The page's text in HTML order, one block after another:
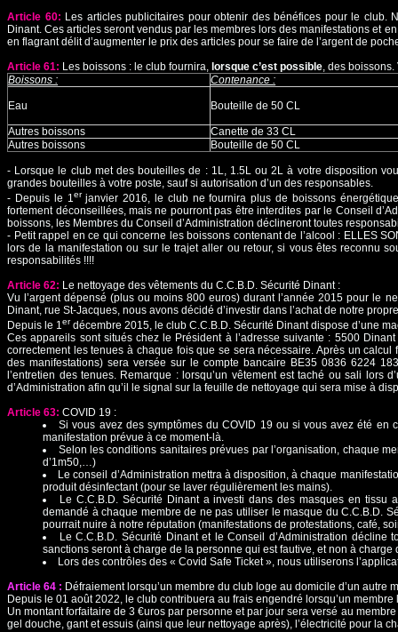
Article 60: Les articles publicitaires pour obtenir des bénéfices pour le club.
Dinant. Ces articles seront vendus par les membres lors des manifestations et
en flagrant délit d’augmenter le prix des articles pour se faire de l’argent de
Article 61: Les boissons : le club fournira, lorsque c’est possible, des
Boissons :
Contenance :
Eau Bouteille de 50 CL
Autres boissons
Canette de 33 CL
Autres boissons
Bouteille de 50 CL
- Lorsque le club met des bouteilles de : 1L, 1.5L ou 2L à votre disposition
grandes bouteilles à votre poste, sauf si autorisation d’un des responsables.
- Depuis le 1er janvier 2016, le club ne fournira plus de boissons
fortement déconseillées, mais ne pourront pas être interdites par le Conseil
boissons, les Membres du Conseil d’Administration déclineront toutes
- Petit rappel en ce qui concerne les boissons contenant de l’alcool : ELLES
lors de la manifestation ou sur le trajet aller ou retour, si vous êtes reconnu
responsabilités !!!!
Article 62: Le nettoyage des vêtements du C.C.B.D. Sécurité Dinant :
Vu l’argent dépensé (plus ou moins 800 euros) durant l’année 2015 pour le
Dinant, rue St-Jacques, nous avons décidé d’investir dans l’achat de notre
Depuis le 1er décembre 2015, le club C.C.B.D. Sécurité Dinant dispose d’une
Ces appareils sont situés chez le Président à l’adresse suivante : 5500
correctement les tenues à chaque fois que se sera nécessaire. Après un
des manifestations) sera versée sur le compte bancaire BE35 0836 6224
l’entretien des tenues. Remarque : lorsqu’un vêtement est taché ou sali
d’Administration afin qu’il le signal sur la feuille de nettoyage qui sera mise à
Article 63: COVID 19 :
Si vous avez des symptômes du COVID 19 ou si vous avez été
manifestation prévue à ce moment-là.
Selon les conditions sanitaires prévues par l’organisation, chaque
d’1m50,…)
Le conseil d’Administration mettra à disposition, à chaque
produit désinfectant (pour se laver régulièrement les mains).
Le C.C.B.D. Sécurité Dinant a investi dans des masques en
demandé à chaque membre de ne pas utiliser le masque du C.C.B.D.
pourrait nuire à notre réputation (manifestations de protestations, café,
Le C.C.B.D. Sécurité Dinant et le Conseil d’Administration
sanctions seront à charge de la personne qui est fautive, et non à
Lors des contrôles des « Covid Safe Ticket », nous utiliserons
Article 64 : Défraiement lorsqu’un membre du club loge au domicile d’un autre
Depuis le 01 août 2022, le club contribuera au frais engendré lorsqu’un
Un montant forfaitaire de 3 €uros par personne et par jour sera versé au
gel douche, gant et essuis (ainsi que leur nettoyage après), l’électricité pour la